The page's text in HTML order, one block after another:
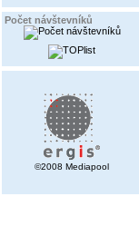
Počet návštevníků
©2008 Mediapool